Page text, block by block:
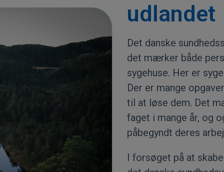
udlandet
Det danske
det mærker både
sygehuse. Her er
Der er mange
til at løse dem. Det
faget i mange år, og
påbegyndt deres
I forsøget på at